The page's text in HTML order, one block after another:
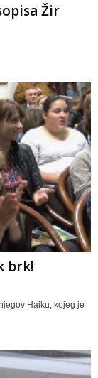
Žir
brk!
Haiku, kojeg je